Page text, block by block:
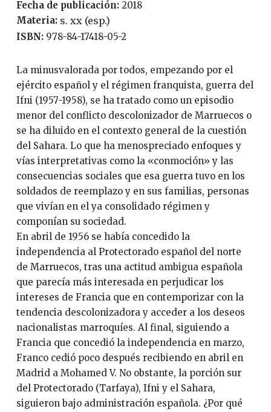
Fecha de publicación:
2018
Materia: s. xx (esp.)
ISBN: 978-84-17418-05-2
La minusvalorada por todos, empezando por el
ejército español y el régimen franquista, guerra del
Ifni (1957-1958), se ha tratado como un episodio
menor del conflicto descolonizador de Marruecos o
se ha diluido en el contexto general de la cuestión
del Sahara. Lo que ha menospreciado enfoques y
vías interpretativas como la «conmoción» y las
consecuencias sociales que esa guerra tuvo en los
soldados de reemplazo y en sus familias, personas
que vivían en el ya consolidado régimen y
componían su sociedad.
En abril de 1956 se había concedido la
independencia al Protectorado español del norte
de Marruecos, tras una actitud ambigua española
que parecía más interesada en perjudicar los
intereses de Francia que en contemporizar con la
tendencia descolonizadora y acceder a los deseos
nacionalistas marroquíes. Al final, siguiendo a
Francia que concedió la independencia en marzo,
Franco cedió poco después recibiendo en abril en
Madrid a Mohamed V. No obstante, la porción sur
del Protectorado (Tarfaya), Ifni y el Sahara,
siguieron bajo administración española. ¿Por qué